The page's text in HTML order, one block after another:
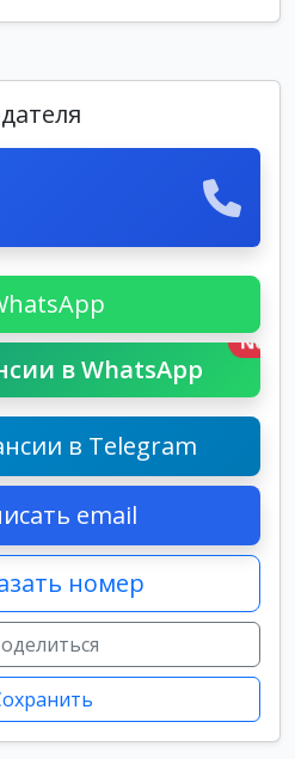
в WhatsApp
New
в Telegram
email
номер